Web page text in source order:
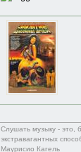
Слушать музыку - это,
экстравагантных
Маурисио Кагель